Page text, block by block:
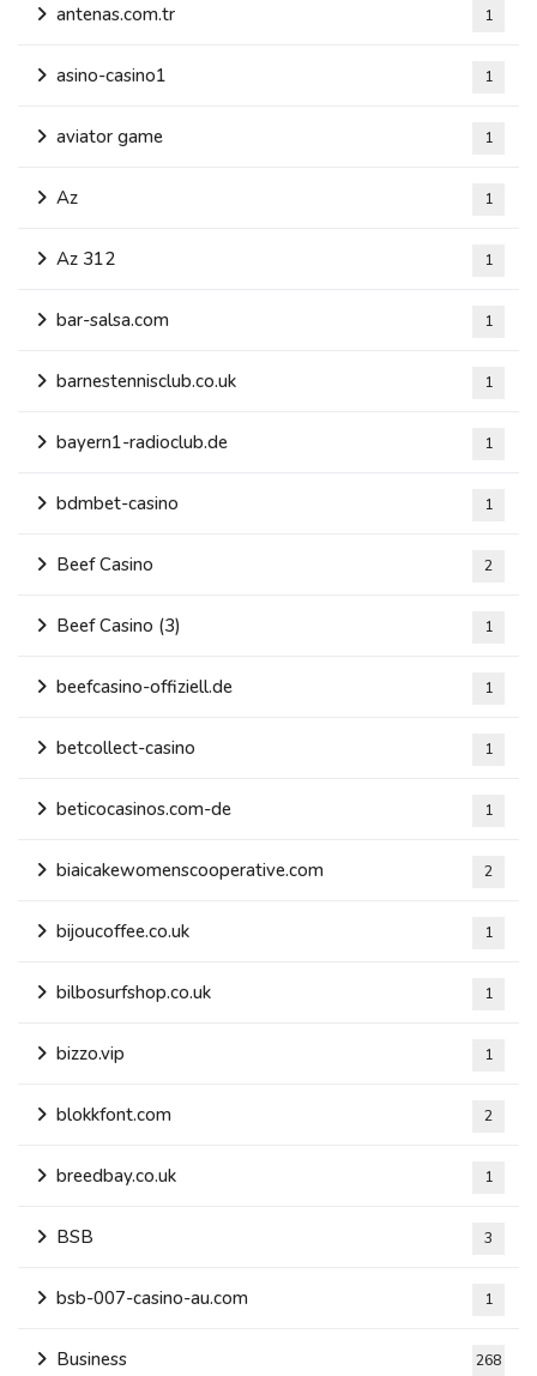
antenas.com.tr 1
asino-casino1 1
aviator game 1
Az 1
Az 312 1
bar-salsa.com 1
barnestennisclub.co.uk 1
bayern1-radioclub.de 1
bdmbet-casino 1
Beef Casino 2
Beef Casino (3) 1
beefcasino-offiziell.de 1
betcollect-casino 1
beticocasinos.com-de 1
biaicakewomenscooperative.com 2
bijoucoffee.co.uk 1
bilbosurfshop.co.uk 1
bizzo.vip 1
blokkfont.com 2
breedbay.co.uk 1
BSB 3
bsb-007-casino-au.com 1
Business 268